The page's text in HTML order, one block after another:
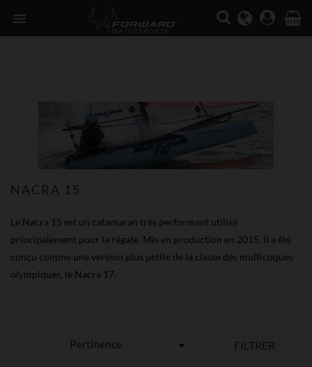

NACRA 15
Le Nacra 15 est un catamaran très performant utilisé
principalement pour la régate. Mis en production en 2015, il a été
conçu comme une version plus petite de la classe des multicoques
olympiques, le Nacra 17.
Pertinence  FILTRER